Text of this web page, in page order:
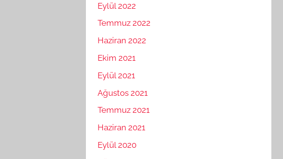
Eylül 2022
Temmuz 2022
Haziran 2022
Ekim 2021
Eylül 2021
Ağustos 2021
Temmuz 2021
Haziran 2021
Eylül 2020